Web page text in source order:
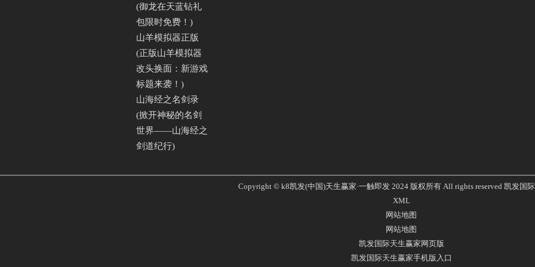
(御龙在天蓝钻礼
包限时免费！)
山羊模拟器正版
(正版山羊模拟器
改头换面：新游戏
标题来袭！)
山海经之名剑录
(掀开神秘的名剑
世界——山海经之
剑道纪行)
Copyright © k8凯发(中国)天生赢家·一触即发 2024 版权所有 All rights reserved 凯发国
XML
网站地图
网站地图
凯发国际天生赢家网页版
凯发国际天生赢家手机版入口